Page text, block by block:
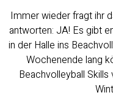
Immer wieder fragt ihr
antworten: JA! Es gibt
in der Halle ins
Wochenende lang
Beachvolleyball